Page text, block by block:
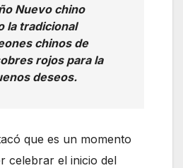
Nuevo chino
la tradicional
chinos de
rojos para la
deseos.
que es un momento
celebrar el inicio del